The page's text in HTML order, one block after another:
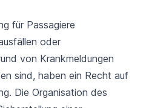
für Passagiere
oder
von Krankmeldungen
sind, haben ein Recht auf
Die Organisation des